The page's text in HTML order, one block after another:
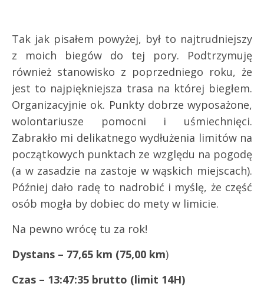
Tak jak pisałem powyżej, był to najtrudniejszy
z moich biegów do tej pory. Podtrzymuję
również stanowisko z poprzedniego roku, że
jest to najpiękniejsza trasa na której biegłem.
Organizacyjnie ok. Punkty dobrze wyposażone,
wolontariusze pomocni i uśmiechnięci.
Zabrakło mi delikatnego wydłużenia limitów na
początkowych punktach ze względu na pogodę
(a w zasadzie na zastoje w wąskich miejscach).
Później dało radę to nadrobić i myślę, że część
osób mogła by dobiec do mety w limicie.
Na pewno wrócę tu za rok!
Dystans – 77,65 km (75,00 km)
Czas – 13:47:35 brutto (limit 14H)